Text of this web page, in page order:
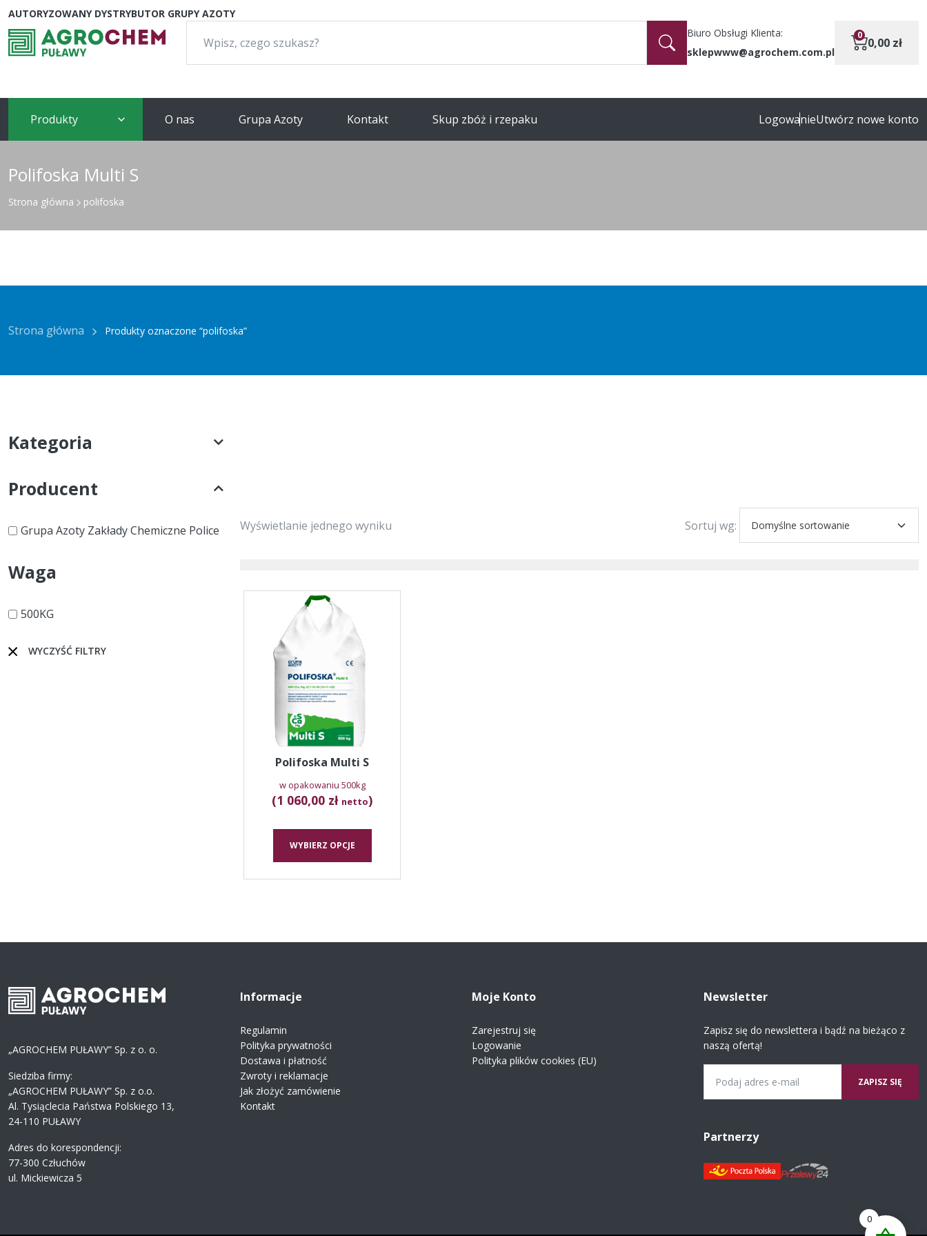
AUTORYZOWANY DYSTRYBUTOR GRUPY AZOTY
Biuro Obsługi Klienta:
sklepwww@agrochem.com.pl
0
0,00 zł
Produkty O nas Grupa Azoty Kontakt Skup zbóż i rzepaku LogowanieUtwórz nowe konto
Polifoska Multi S
Strona główna polifoska
Strona główna Produkty oznaczone “polifoska”
Wyświetlanie jednego wyniku Sortuj wg:
Polifoska Multi S
w opakowaniu 500kg
(1 060,00 zł netto)
WYBIERZ OPCJE
Ten
produkt
ma
wariantów.
Opcje
można
wybrać
na
stronie
produktu
Kategoria
Producent
Grupa Azoty Zakłady Chemiczne Police
Waga
500KG
WYCZYŚĆ FILTRY
„AGROCHEM PUŁAWY” Sp. z o. o.
Siedziba firmy:
„AGROCHEM PUŁAWY” Sp. z o.o.
Al. Tysiąclecia Państwa Polskiego 13,
24-110 PUŁAWY
Adres do korespondencji:
77-300 Człuchów
ul. Mickiewicza 5
Informacje
Regulamin
Polityka prywatności
Dostawa i płatność
Zwroty i reklamacje
Jak złożyć zamówienie
Kontakt
Moje Konto
Zarejestruj się
Logowanie
Polityka plików cookies (EU)
Newsletter
Zapisz się do newslettera i bądź na bieżąco z
naszą ofertą!
Partnerzy
0